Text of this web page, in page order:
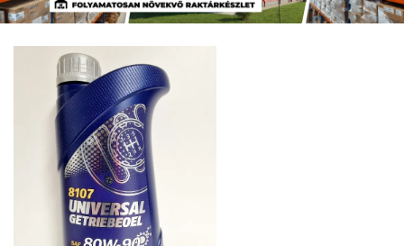
KENŐANYAGOK
KENŐANYAGOK
MÁRKÁK
NORMÁK
VISZKOZITÁSOK